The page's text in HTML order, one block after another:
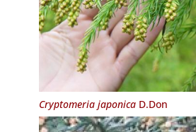
Cryptomeria japonicaD.Don